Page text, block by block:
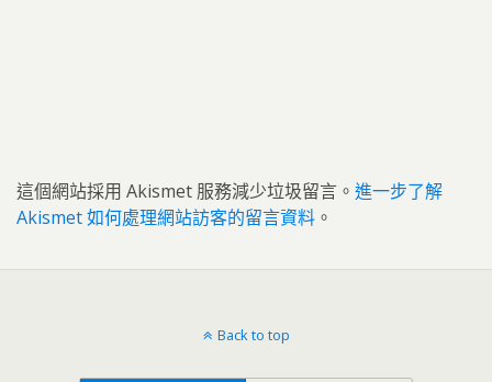
這個網站採用 Akismet 服務減少垃圾留言。 進一步了解
Akismet 如何處理網站訪客的留言資料 。
Back to top